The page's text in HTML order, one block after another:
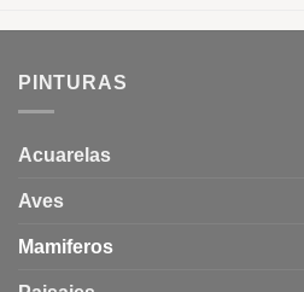
PINTURAS
Acuarelas
Aves
Mamiferos